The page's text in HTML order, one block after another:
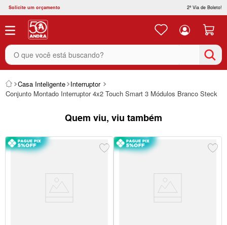
Solicite um orçamento 2ª Via de Boleto!
O que você está buscando?
Casa Inteligente Interruptor
Conjunto Montado Interruptor 4x2 Touch Smart 3 Módulos Branco Steck
Quem viu, viu também